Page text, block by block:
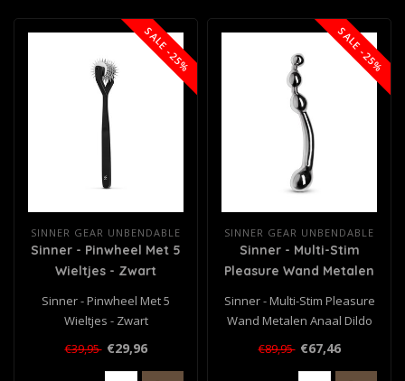
SALE -25%
SINNER GEAR UNBENDABLE
Sinner - Pinwheel Met 5
Wieltjes - Zwart
Sinner - Pinwheel Met 5
Wieltjes - Zwart
€39,95 €29,96
SALE -25%
SINNER GEAR UNBENDABLE
Sinner - Multi-Stim
Pleasure Wand Metalen
Sinner - Multi-Stim Pleasure
Wand Metalen Anaal Dildo
€89,95 €67,46